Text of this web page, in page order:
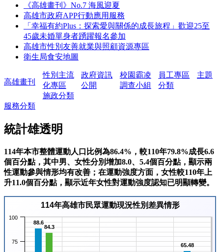
《高雄畫刊》No.7 海風迎夏
高雄市政府APP行動應用服務
「幸福有約Plus：探索愛與關係的成長旅程」歡迎25至
45歲未婚單身者踴躍報名參加
高雄市性別友善就業與照顧資源專區
衛生局食安地圖
高雄畫刊
性別主流
化專區
政府資訊
公開
校園霸凌
調查小組
員工專區
主題
分類
施政分類
服務分類
統計雄透明
114年本市整體運動人口比例為86.4%，較110年79.8%成長6.6
個百分點，其中男、女性分別增加8.0、5.4個百分點，顯示兩
性運動參與情形均有改善；在運動強度方面，女性較110年上
升11.0個百分點，顯示近年女性對運動強度認知已明顯轉變。
114年高雄市民眾運動現況性別差異情形
88.6
65.48
84.3
75
100